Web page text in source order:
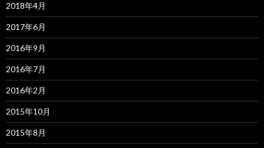
2018年4月
2017年6月
2016年9月
2016年7月
2016年2月
2015年10月
2015年8月